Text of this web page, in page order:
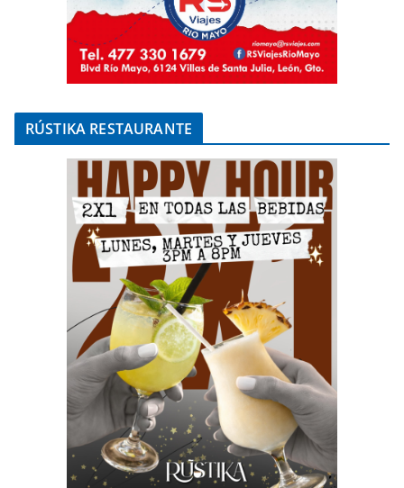
RÚSTIKA RESTAURANTE